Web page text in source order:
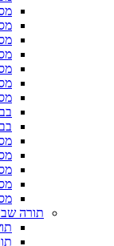
תורה